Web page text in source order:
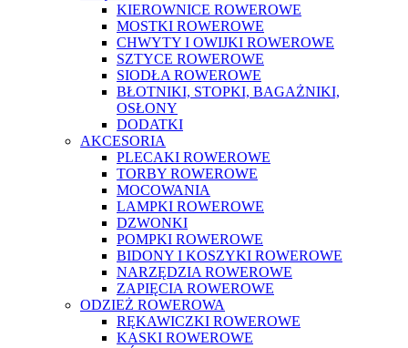
KIEROWNICE ROWEROWE
MOSTKI ROWEROWE
CHWYTY I OWIJKI ROWEROWE
SZTYCE ROWEROWE
SIODŁA ROWEROWE
BŁOTNIKI, STOPKI, BAGAŻNIKI,
OSŁONY
DODATKI
AKCESORIA
PLECAKI ROWEROWE
TORBY ROWEROWE
MOCOWANIA
LAMPKI ROWEROWE
DZWONKI
POMPKI ROWEROWE
BIDONY I KOSZYKI ROWEROWE
NARZĘDZIA ROWEROWE
ZAPIĘCIA ROWEROWE
ODZIEŻ ROWEROWA
RĘKAWICZKI ROWEROWE
KASKI ROWEROWE